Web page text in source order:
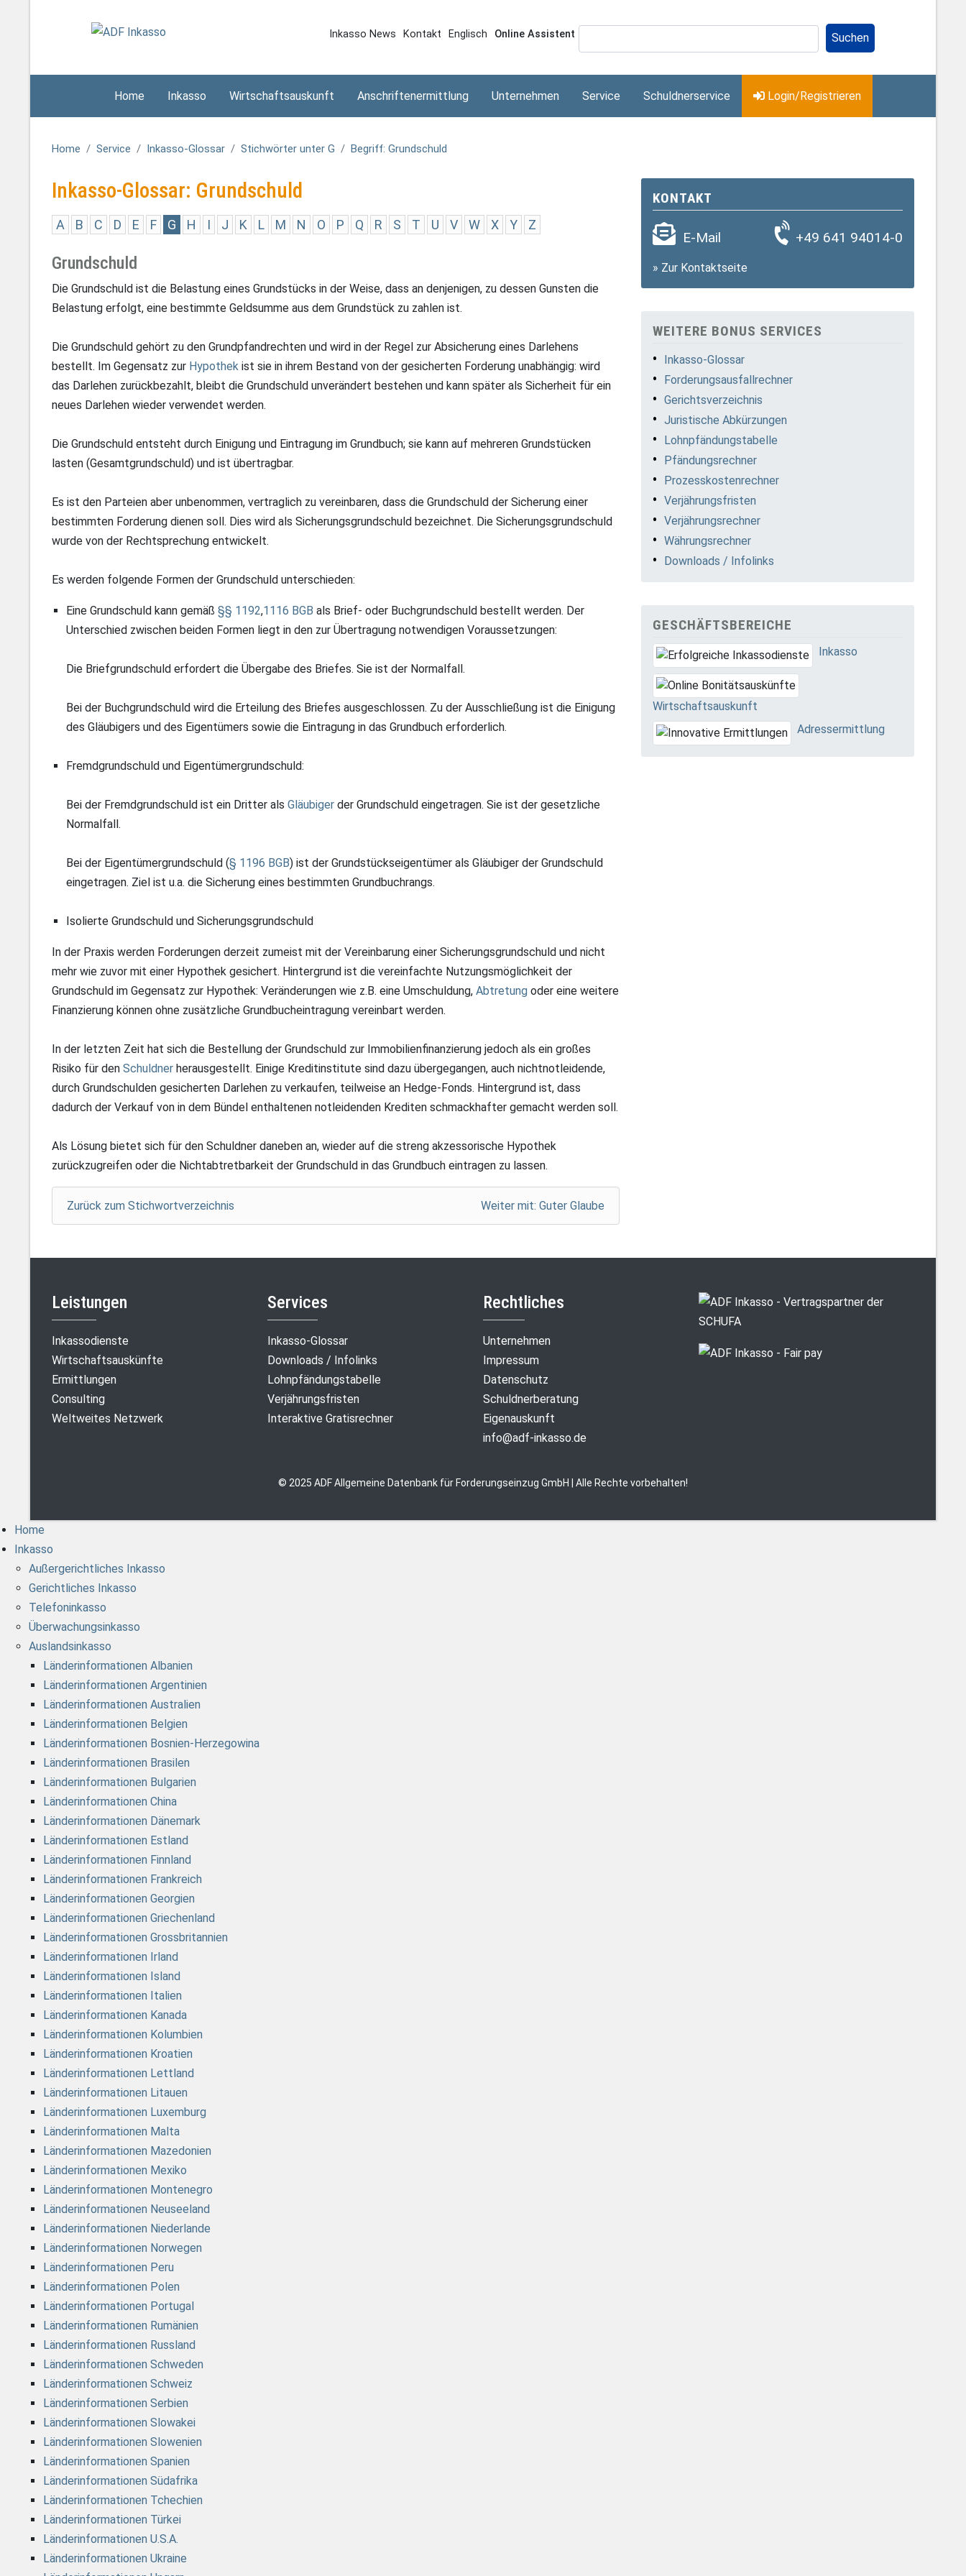
zum
Topmenü
Inkasso News Kontakt Englisch Online Assistent Suchen
Home Inkasso Wirtschaftsauskunft Anschriftenermittlung Unternehmen Service Schuldnerservice Login/Registrieren
Home Service Inkasso-Glossar Stichwörter unter G Begriff: Grundschuld
Inkasso-Glossar: Grundschuld
A B C D E F G H I J K L M N O P Q R S T U V W X Y Z
Grundschuld
Die Grundschuld ist die Belastung eines Grundstücks in der Weise, dass an denjenigen, zu dessen Gunsten die
Belastung erfolgt, eine bestimmte Geldsumme aus dem Grundstück zu zahlen ist.
Die Grundschuld gehört zu den Grundpfandrechten und wird in der Regel zur Absicherung eines Darlehens
bestellt. Im Gegensatz zur Hypothek ist sie in ihrem Bestand von der gesicherten Forderung unabhängig: wird
das Darlehen zurückbezahlt, bleibt die Grundschuld unverändert bestehen und kann später als Sicherheit für ein
neues Darlehen wieder verwendet werden.
Die Grundschuld entsteht durch Einigung und Eintragung im Grundbuch; sie kann auf mehreren Grundstücken
lasten (Gesamtgrundschuld) und ist übertragbar.
Es ist den Parteien aber unbenommen, vertraglich zu vereinbaren, dass die Grundschuld der Sicherung einer
bestimmten Forderung dienen soll. Dies wird als Sicherungsgrundschuld bezeichnet. Die Sicherungsgrundschuld
wurde von der Rechtsprechung entwickelt.
Es werden folgende Formen der Grundschuld unterschieden:
Eine Grundschuld kann gemäß §§ 1192,1116 BGB als Brief- oder Buchgrundschuld bestellt werden. Der
Unterschied zwischen beiden Formen liegt in den zur Übertragung notwendigen Voraussetzungen:
Die Briefgrundschuld erfordert die Übergabe des Briefes. Sie ist der Normalfall.
Bei der Buchgrundschuld wird die Erteilung des Briefes ausgeschlossen. Zu der Ausschließung ist die Einigung
des Gläubigers und des Eigentümers sowie die Eintragung in das Grundbuch erforderlich.
Fremdgrundschuld und Eigentümergrundschuld:
Bei der Fremdgrundschuld ist ein Dritter als Gläubiger der Grundschuld eingetragen. Sie ist der gesetzliche
Normalfall.
Bei der Eigentümergrundschuld (§ 1196 BGB) ist der Grundstückseigentümer als Gläubiger der Grundschuld
eingetragen. Ziel ist u.a. die Sicherung eines bestimmten Grundbuchrangs.
Isolierte Grundschuld und Sicherungsgrundschuld
In der Praxis werden Forderungen derzeit zumeist mit der Vereinbarung einer Sicherungsgrundschuld und nicht
mehr wie zuvor mit einer Hypothek gesichert. Hintergrund ist die vereinfachte Nutzungsmöglichkeit der
Grundschuld im Gegensatz zur Hypothek: Veränderungen wie z.B. eine Umschuldung, Abtretung oder eine weitere
Finanzierung können ohne zusätzliche Grundbucheintragung vereinbart werden.
In der letzten Zeit hat sich die Bestellung der Grundschuld zur Immobilienfinanzierung jedoch als ein großes
Risiko für den Schuldner herausgestellt. Einige Kreditinstitute sind dazu übergegangen, auch nichtnotleidende,
durch Grundschulden gesicherten Darlehen zu verkaufen, teilweise an Hedge-Fonds. Hintergrund ist, dass
dadurch der Verkauf von in dem Bündel enthaltenen notleidenden Krediten schmackhafter gemacht werden soll.
Als Lösung bietet sich für den Schuldner daneben an, wieder auf die streng akzessorische Hypothek
zurückzugreifen oder die Nichtabtretbarkeit der Grundschuld in das Grundbuch eintragen zu lassen.
Zurück zum Stichwortverzeichnis Weiter mit: Guter Glaube
KONTAKT
E-Mail +49 641 94014-0
» Zur Kontaktseite
WEITERE BONUS SERVICES
Inkasso-Glossar
Forderungsausfallrechner
Gerichtsverzeichnis
Juristische Abkürzungen
Lohnpfändungstabelle
Pfändungsrechner
Prozesskostenrechner
Verjährungsfristen
Verjährungsrechner
Währungsrechner
Downloads / Infolinks
GESCHÄFTSBEREICHE
Inkasso
Wirtschaftsauskunft
Adressermittlung
Leistungen
Inkassodienste
Wirtschaftsauskünfte
Ermittlungen
Consulting
Weltweites Netzwerk
Services
Inkasso-Glossar
Downloads / Infolinks
Lohnpfändungstabelle
Verjährungsfristen
Interaktive Gratisrechner
Rechtliches
Unternehmen
Impressum
Datenschutz
Schuldnerberatung
Eigenauskunft
info@adf-inkasso.de
© 2025 ADF Allgemeine Datenbank für Forderungseinzug GmbH | Alle Rechte vorbehalten!
Home
Inkasso
Außergerichtliches Inkasso
Gerichtliches Inkasso
Telefoninkasso
Überwachungsinkasso
Auslandsinkasso
Länderinformationen Albanien
Länderinformationen Argentinien
Länderinformationen Australien
Länderinformationen Belgien
Länderinformationen Bosnien-Herzegowina
Länderinformationen Brasilen
Länderinformationen Bulgarien
Länderinformationen China
Länderinformationen Dänemark
Länderinformationen Estland
Länderinformationen Finnland
Länderinformationen Frankreich
Länderinformationen Georgien
Länderinformationen Griechenland
Länderinformationen Grossbritannien
Länderinformationen Irland
Länderinformationen Island
Länderinformationen Italien
Länderinformationen Kanada
Länderinformationen Kolumbien
Länderinformationen Kroatien
Länderinformationen Lettland
Länderinformationen Litauen
Länderinformationen Luxemburg
Länderinformationen Malta
Länderinformationen Mazedonien
Länderinformationen Mexiko
Länderinformationen Montenegro
Länderinformationen Neuseeland
Länderinformationen Niederlande
Länderinformationen Norwegen
Länderinformationen Peru
Länderinformationen Polen
Länderinformationen Portugal
Länderinformationen Rumänien
Länderinformationen Russland
Länderinformationen Schweden
Länderinformationen Schweiz
Länderinformationen Serbien
Länderinformationen Slowakei
Länderinformationen Slowenien
Länderinformationen Spanien
Länderinformationen Südafrika
Länderinformationen Tchechien
Länderinformationen Türkei
Länderinformationen U.S.A.
Länderinformationen Ukraine